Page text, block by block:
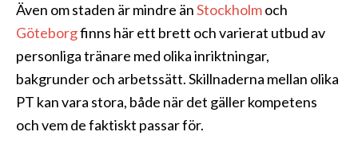
Även om staden är mindre änStockholmoch
Göteborgfinns här ett brett och varierat utbud av
personliga tränare med olika inriktningar,
bakgrunder och arbetssätt. Skillnaderna mellan olika
PT kan vara stora, både när det gäller kompetens
och vem de faktiskt passar för.